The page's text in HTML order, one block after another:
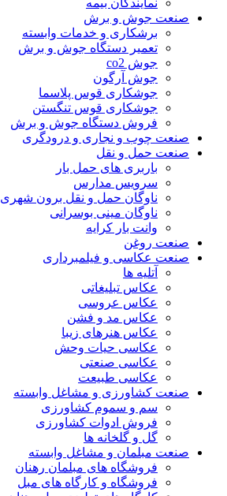
نمایندگان بیمه
صنعت جوش و برش
برشکاری و خدمات وابسته
تعمیر دستگاه جوش و برش
جوش co2
جوش آرگون
جوشکاری قوس پلاسما
جوشکاری قوس تنگستن
فروش دستگاه جوش و برش
صنعت چوب و نجاری و درودگری
صنعت حمل و نقل
باربری های حمل بار
سرویس مدارس
ناوگان حمل و نقل برون شهری
ناوگان مینی بوسرانی
وانت بار کرایه
صنعت روغن
صنعت عکاسی و فیلمبرداری
آتلیه ها
عکاس تبلیغاتی
عکاس عروسی
عکاس مد و فشن
عکاس هنرهای زیبا
عکاسی حیات وحش
عکاسی صنعتی
عکاسی طبیعت
صنعت کشاورزی و مشاغل وابسته
سم و سموم کشاورزی
فروش ادوات کشاورزی
گل و گلخانه ها
صنعت مبلمان و مشاغل وابسته
فروشگاه های مبلمان رهنان
فروشگاه و کارگاه های مبل